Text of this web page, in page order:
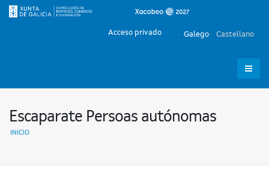
Galego Castellano
Acceso privado
Escaparate Persoas autónomas
INICIO